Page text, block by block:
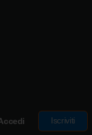
Iscriviti